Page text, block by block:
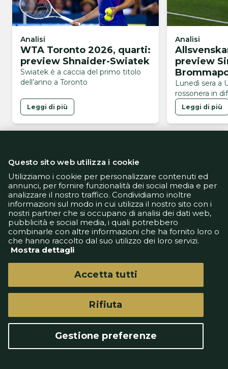
Analisi
WTA Toronto 2026, quarti:
preview Shnaider-Swiatek
Swiatek è a caccia del primo titolo
dell’anno a Toronto
Leggi di più
Analisi
preview
Lunedì sera a
rossonera in
Leggi di più
Informativa Privacy
Informativa Cookie
Tech App
Gestione preferenze
support@goldbetlive.it
GoldBetlive è un sito di GBO Italy Spa
Questo sito non rappresenta una testata
giornalistica in quanto viene aggiornato senza
alcuna periodicità.
Questo sito web utilizza i cookie
Utilizziamo i cookie per personalizzare contenuti ed
annunci, per fornire funzionalità dei social media e per
analizzare il nostro traffico. Condividiamo inoltre
informazioni sul modo in cui utilizza il nostro sito con i
nostri partner che si occupano di analisi dei dati web,
pubblicità e social media, i quali potrebbero
combinarle con altre informazioni che ha fornito loro o
che hanno raccolto dal suo utilizzo dei loro servizi.
Mostra dettagli
Gestione preferenze
Rifiuta
Accetta tutti